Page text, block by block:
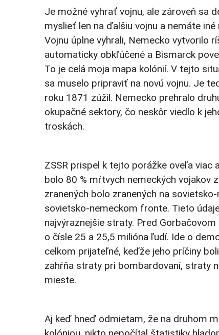
Je možné vyhrať vojnu, ale zároveň sa
myslieť len na ďalšiu vojnu a nemáte
Vojnu úplne vyhrali, Nemecko vytvorilo
automaticky obkľúčené a Bismarck
To je celá moja mapa kolónií. V tejto
sa muselo pripraviť na novú vojnu. Je
roku 1871 zúžil. Nemecko prehralo
okupačné sektory, čo neskôr viedlo k
troskách.
ZSSR prispel k tejto porážke oveľa
bolo 80 % mŕtvych nemeckých vojakov
zranených bolo zranených na
sovietsko-nemeckom fronte. Tieto
najvýraznejšie straty. Pred
o čísle 25 a 25,5 milióna ľudí. Ide o
celkom prijateľné, keďže jeho príčiny
zahŕňa straty pri bombardovaní, straty
mieste.
Aj keď hneď odmietam, že na druhom